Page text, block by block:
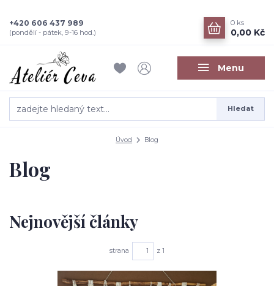
Menu
Hledat
+420 606 437 989
(pondělí - pátek, 9-16 hod.)
0 ks
0,00 Kč
Úvod Blog
Blog
Nejnovější články
strana z 1